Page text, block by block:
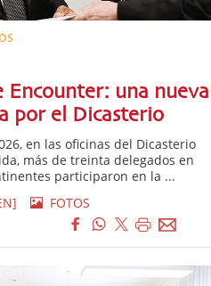
una nueva
por el Dicasterio
en las oficinas del Dicasterio
más de treinta delegados en
participaron en la ...
FOTOS